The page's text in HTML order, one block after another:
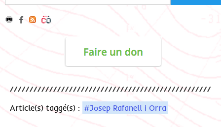
Article(s) taggé(s) : #Josep Rafanell i Orra